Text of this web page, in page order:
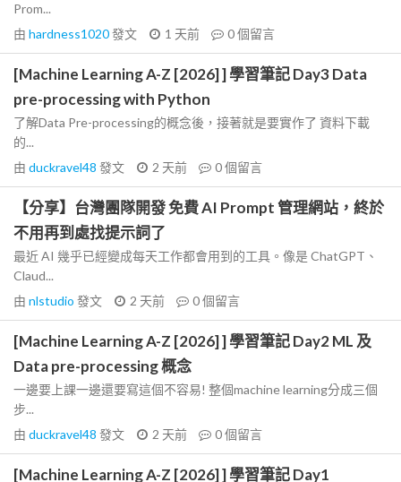
Prom...
由 hardness1020發文 1 天前 0個留言
[Machine Learning A-Z [2026] ] 學習筆記 Day3 Data
pre-processing with Python
了解Data Pre-processing的概念後，接著就是要實作了 資料下載
的...
由 duckravel48 發文 2 天前 0個留言
【分享】台灣團隊開發 免費 AI Prompt 管理網站，終於
不用再到處找提示詞了
最近 AI 幾乎已經變成每天工作都會用到的工具。像是 ChatGPT、
Claud...
由 nlstudio 發文 2 天前 0個留言
[Machine Learning A-Z [2026] ] 學習筆記 Day2 ML 及
Data pre-processing 概念
一邊要上課一邊還要寫這個不容易! 整個machine learning分成三個
步...
由 duckravel48 發文 2 天前 0個留言
[Machine Learning A-Z [2026] ] 學習筆記 Day1